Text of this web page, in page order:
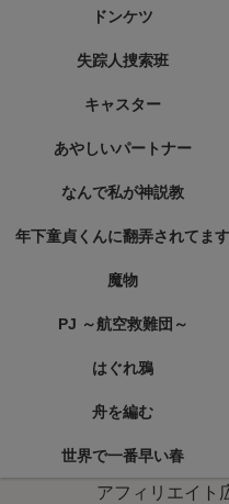
ドンケツ
失踪人捜索班
キャスター
あやしいパートナー
なんで私が神説教
年下童貞くんに翻弄されてます
魔物
PJ ～航空救難団～
はぐれ鴉
舟を編む
世界で一番早い春
アフィリエイト